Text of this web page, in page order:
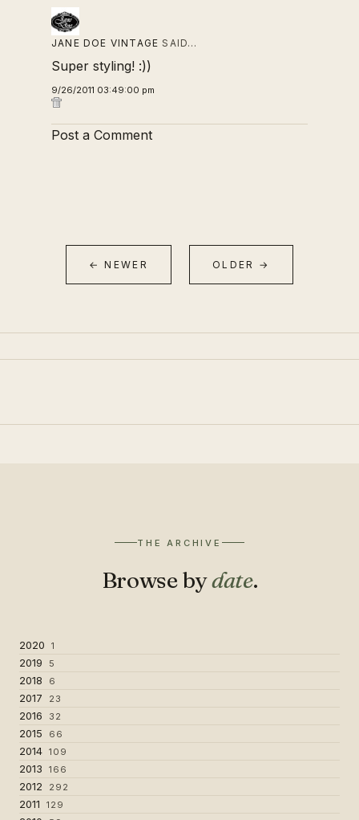
JANE DOE VINTAGE SAID…
Super styling! :))
9/26/2011 03:49:00 pm
Post a Comment
← NEWER OLDER →
THE ARCHIVE
Browse bydate.
2020 1
2019 5
2018 6
2017 23
2016 32
2015 66
2014 109
2013 166
2012 292
2011 129